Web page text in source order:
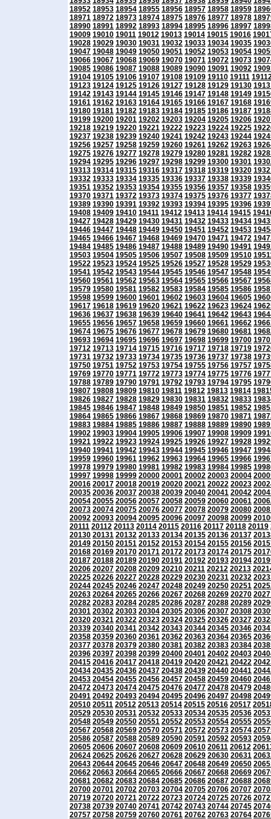
18952 18953 18954 18955 18956 18957 18958 18959
18971 18972 18973 18974 18975 18976 18977 18978
18990 18991 18992 18993 18994 18995 18996 18997
19009 19010 19011 19012 19013 19014 19015 19016
19028 19029 19030 19031 19032 19033 19034 19035
19047 19048 19049 19050 19051 19052 19053 19054
19066 19067 19068 19069 19070 19071 19072 19073
19085 19086 19087 19088 19089 19090 19091 19092
19104 19105 19106 19107 19108 19109 19110 19111
19123 19124 19125 19126 19127 19128 19129 19130
19142 19143 19144 19145 19146 19147 19148 19149
19161 19162 19163 19164 19165 19166 19167 19168
19180 19181 19182 19183 19184 19185 19186 19187
19199 19200 19201 19202 19203 19204 19205 19206
19218 19219 19220 19221 19222 19223 19224 19225
19237 19238 19239 19240 19241 19242 19243 19244
19256 19257 19258 19259 19260 19261 19262 19263
19275 19276 19277 19278 19279 19280 19281 19282
19294 19295 19296 19297 19298 19299 19300 19301
19313 19314 19315 19316 19317 19318 19319 19320
19332 19333 19334 19335 19336 19337 19338 19339
19351 19352 19353 19354 19355 19356 19357 19358
19370 19371 19372 19373 19374 19375 19376 19377
19389 19390 19391 19392 19393 19394 19395 19396
19408 19409 19410 19411 19412 19413 19414 19415
19427 19428 19429 19430 19431 19432 19433 19434
19446 19447 19448 19449 19450 19451 19452 19453
19465 19466 19467 19468 19469 19470 19471 19472
19484 19485 19486 19487 19488 19489 19490 19491
19503 19504 19505 19506 19507 19508 19509 19510
19522 19523 19524 19525 19526 19527 19528 19529
19541 19542 19543 19544 19545 19546 19547 19548
19560 19561 19562 19563 19564 19565 19566 19567
19579 19580 19581 19582 19583 19584 19585 19586
19598 19599 19600 19601 19602 19603 19604 19605
19617 19618 19619 19620 19621 19622 19623 19624
19636 19637 19638 19639 19640 19641 19642 19643
19655 19656 19657 19658 19659 19660 19661 19662
19674 19675 19676 19677 19678 19679 19680 19681
19693 19694 19695 19696 19697 19698 19699 19700
19712 19713 19714 19715 19716 19717 19718 19719
19731 19732 19733 19734 19735 19736 19737 19738
19750 19751 19752 19753 19754 19755 19756 19757
19769 19770 19771 19772 19773 19774 19775 19776
19788 19789 19790 19791 19792 19793 19794 19795
19807 19808 19809 19810 19811 19812 19813 19814
19826 19827 19828 19829 19830 19831 19832 19833
19845 19846 19847 19848 19849 19850 19851 19852
19864 19865 19866 19867 19868 19869 19870 19871
19883 19884 19885 19886 19887 19888 19889 19890
19902 19903 19904 19905 19906 19907 19908 19909
19921 19922 19923 19924 19925 19926 19927 19928
19940 19941 19942 19943 19944 19945 19946 19947
19959 19960 19961 19962 19963 19964 19965 19966
19978 19979 19980 19981 19982 19983 19984 19985
19997 19998 19999 20000 20001 20002 20003 20004
20016 20017 20018 20019 20020 20021 20022 20023
20035 20036 20037 20038 20039 20040 20041 20042
20054 20055 20056 20057 20058 20059 20060 20061
20073 20074 20075 20076 20077 20078 20079 20080
20092 20093 20094 20095 20096 20097 20098 20099
20111 20112 20113 20114 20115 20116 20117 20118 20119
20130 20131 20132 20133 20134 20135 20136 20137
20149 20150 20151 20152 20153 20154 20155 20156
20168 20169 20170 20171 20172 20173 20174 20175
20187 20188 20189 20190 20191 20192 20193 20194
20206 20207 20208 20209 20210 20211 20212 20213
20225 20226 20227 20228 20229 20230 20231 20232
20244 20245 20246 20247 20248 20249 20250 20251
20263 20264 20265 20266 20267 20268 20269 20270
20282 20283 20284 20285 20286 20287 20288 20289
20301 20302 20303 20304 20305 20306 20307 20308
20320 20321 20322 20323 20324 20325 20326 20327
20339 20340 20341 20342 20343 20344 20345 20346
20358 20359 20360 20361 20362 20363 20364 20365
20377 20378 20379 20380 20381 20382 20383 20384
20396 20397 20398 20399 20400 20401 20402 20403
20415 20416 20417 20418 20419 20420 20421 20422
20434 20435 20436 20437 20438 20439 20440 20441
20453 20454 20455 20456 20457 20458 20459 20460
20472 20473 20474 20475 20476 20477 20478 20479
20491 20492 20493 20494 20495 20496 20497 20498
20510 20511 20512 20513 20514 20515 20516 20517
20529 20530 20531 20532 20533 20534 20535 20536
20548 20549 20550 20551 20552 20553 20554 20555
20567 20568 20569 20570 20571 20572 20573 20574
20586 20587 20588 20589 20590 20591 20592 20593
20605 20606 20607 20608 20609 20610 20611 20612
20624 20625 20626 20627 20628 20629 20630 20631
20643 20644 20645 20646 20647 20648 20649 20650
20662 20663 20664 20665 20666 20667 20668 20669
20681 20682 20683 20684 20685 20686 20687 20688
20700 20701 20702 20703 20704 20705 20706 20707
20719 20720 20721 20722 20723 20724 20725 20726
20738 20739 20740 20741 20742 20743 20744 20745
20757 20758 20759 20760 20761 20762 20763 20764